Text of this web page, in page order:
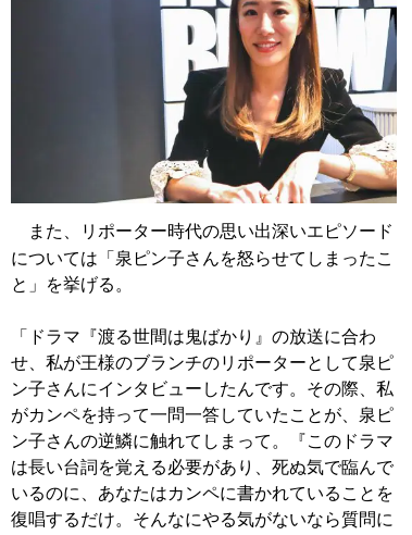
また、リポーター時代の思い出深いエピソード
については「泉ピン子さんを怒らせてしまったこ
と」を挙げる。
「ドラマ『渡る世間は鬼ばかり』の放送に合わ
せ、私が王様のブランチのリポーターとして泉ピ
ン子さんにインタビューしたんです。その際、私
がカンペを持って一問一答していたことが、泉ピ
ン子さんの逆鱗に触れてしまって。『このドラマ
は長い台詞を覚える必要があり、死ぬ気で臨んで
いるのに、あなたはカンペに書かれていることを
復唱するだけ。そんなにやる気がないなら質問に